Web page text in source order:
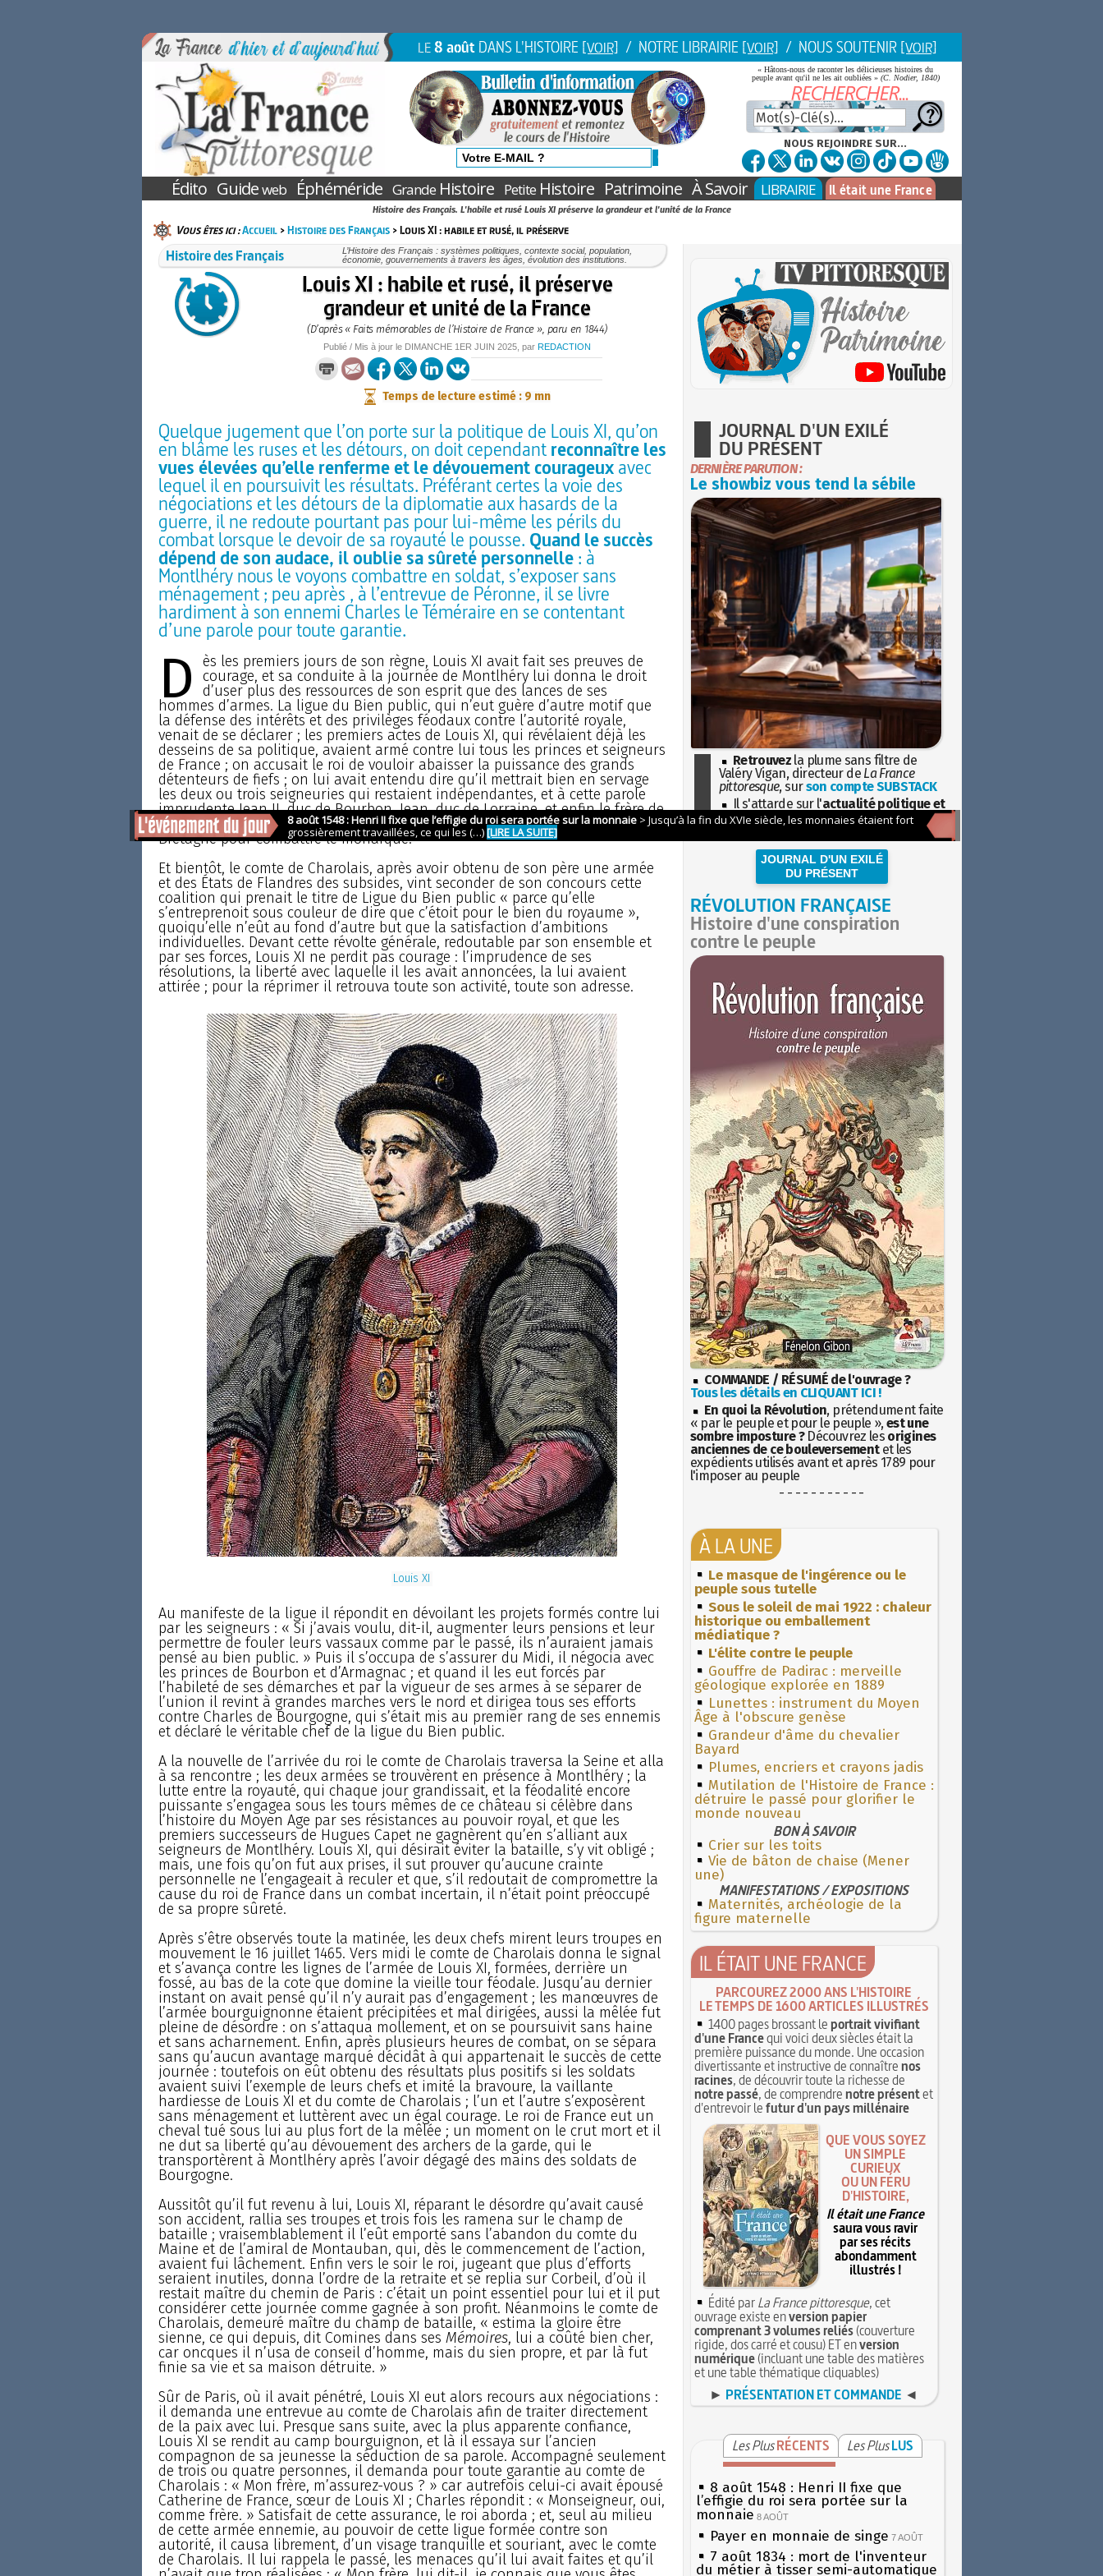
LE8 août DANS L'HISTOIRE [VOIR] / NOTRE LIBRAIRIE [VOIR] / NOUS SOUTENIR [VOIR]
« Hâtons-nous de raconter les délicieuses histoires du
peuple avant qu'il ne les ait oubliées » (C. Nodier, 1840)
NOUS REJOINDRE SUR...
Édito Guideweb Éphéméride GrandeHistoire PetiteHistoire Patrimoine À Savoir LIBRAIRIE Il était une France
Histoire des Français. L'habile et rusé Louis XI préserve la grandeur et l'unité de la France
Vous êtes ici :Accueil>Histoire des Français> Louis XI : habile et rusé, il préserve
Histoire des Français
L’Histoire des Français : systèmes politiques, contexte social, population,
économie, gouvernements à travers les âges, évolution des institutions.
Louis XI : habile et rusé, il préserve
grandeur et unité de la France
(D’après « Faits mémorables de l’Histoire de France », paru en 1844)
Publié / Mis à jour le DIMANCHE 1ER JUIN 2025 , par REDACTION
Temps de lecture estimé : 9 mn
Quelque jugement que l’on porte sur la politique de Louis XI, qu’on
en blâme les ruses et les détours, on doit cependantreconnaître les
vues élevées qu’elle renferme et le dévouement courageuxavec
lequel il en poursuivit les résultats. Préférant certes la voie des
négociations et les détours de la diplomatie aux hasards de la
guerre, il ne redoute pourtant pas pour lui-même les périls du
combat lorsque le devoir de sa royauté le pousse. Quand le succès
dépend de son audace, il oublie sa sûreté personnelle: à
Montlhéry nous le voyons combattre en soldat, s’exposer sans
ménagement ; peu après , à l’entrevue de Péronne, il se livre
hardiment à son ennemi Charles le Téméraire en se contentant
d’une parole pour toute garantie.
D
ès les premiers jours de son règne, Louis XI avait fait ses preuves de
courage, et sa conduite à la journée de Montlhéry lui donna le droit
d’user plus des ressources de son esprit que des lances de ses
hommes d’armes. La ligue du Bien public, qui n’eut guère d’autre motif que
la défense des intérêts et des privilèges féodaux contre l’autorité royale,
venait de se déclarer ; les premiers actes de Louis XI, qui révélaient déjà les
desseins de sa politique, avaient armé contre lui tous les princes et seigneurs
de France ; on accusait le roi de vouloir abaisser la puissance des grands
détenteurs de fiefs ; on lui avait entendu dire qu’il mettrait bien en servage
les deux ou trois seigneuries qui restaient indépendantes, et à cette parole
imprudente Jean II, duc de Bourbon, Jean, duc de Lorraine, et enfin le frère de
Louis XI, le duc de Berry lui-même, avaient répondu en s’unissant au duc de
Bretagne pour combattre le monarque.
Et bientôt, le comte de Charolais, après avoir obtenu de son père une armée
et des États de Flandres des subsides, vint seconder de son concours cette
coalition qui prenait le titre de Ligue du Bien public « parce qu’elle
s’entreprenoit sous couleur de dire que c’étoit pour le bien du royaume »,
quoiqu’elle n’eût au fond d’autre but que la satisfaction d’ambitions
individuelles. Devant cette révolte générale, redoutable par son ensemble et
par ses forces, Louis XI ne perdit pas courage : l’imprudence de ses
résolutions, la liberté avec laquelle il les avait annoncées, la lui avaient
attirée ; pour la réprimer il retrouva toute son activité, toute son adresse.
Louis XI
Au manifeste de la ligue il répondit en dévoilant les projets formés contre lui
par les seigneurs : « Si j’avais voulu, dit-il, augmenter leurs pensions et leur
permettre de fouler leurs vassaux comme par le passé, ils n’auraient jamais
pensé au bien public. » Puis il s’occupa de s’assurer du Midi, il négocia avec
les princes de Bourbon et d’Armagnac ; et quand il les eut forcés par
l’habileté de ses démarches et par la vigueur de ses armes à se séparer de
l’union il revint à grandes marches vers le nord et dirigea tous ses efforts
contre Charles de Bourgogne, qui s’était mis au premier rang de ses ennemis
et déclaré le véritable chef de la ligue du Bien public.
A la nouvelle de l’arrivée du roi le comte de Charolais traversa la Seine et alla
à sa rencontre ; les deux armées se trouvèrent en présence à Montlhéry ; la
lutte entre la royauté, qui chaque jour grandissait, et la féodalité encore
puissante s’engagea sous les tours mêmes de ce château si célèbre dans
l’histoire du Moyen Age par ses résistances au pouvoir royal, et que les
premiers successeurs de Hugues Capet ne gagnèrent qu’en s’alliant aux
seigneurs de Montlhéry. Louis XI, qui désirait éviter la bataille, s’y vit obligé ;
mais, une fois qu’on fut aux prises, il sut prouver qu’aucune crainte
personnelle ne l’engageait à reculer et que, s’il redoutait de compromettre la
cause du roi de France dans un combat incertain, il n’était point préoccupé
de sa propre sûreté.
Après s’être observés toute la matinée, les deux chefs mirent leurs troupes en
mouvement le 16 juillet 1465. Vers midi le comte de Charolais donna le signal
et s’avança contre les lignes de l’armée de Louis XI, formées, derrière un
fossé, au bas de la cote que domine la vieille tour féodale. Jusqu’au dernier
instant on avait pensé qu’il n’y aurait pas d’engagement ; les manœuvres de
l’armée bourguignonne étaient précipitées et mal dirigées, aussi la mêlée fut
pleine de désordre : on s’attaqua mollement, et on se poursuivit sans haine
et sans acharnement. Enfin, après plusieurs heures de combat, on se sépara
sans qu’aucun avantage marqué décidât à qui appartenait le succès de cette
journée : toutefois on eût obtenu des résultats plus positifs si les soldats
avaient suivi l’exemple de leurs chefs et imité la bravoure, la vaillante
hardiesse de Louis XI et du comte de Charolais ; l’un et l’autre s’exposèrent
sans ménagement et luttèrent avec un égal courage. Le roi de France eut un
cheval tué sous lui au plus fort de la mêlée ; un moment on le crut mort et il
ne dut sa liberté qu’au dévouement des archers de la garde, qui le
transportèrent à Montlhéry après l’avoir dégagé des mains des soldats de
Bourgogne.
Aussitôt qu’il fut revenu à lui, Louis XI, réparant le désordre qu’avait causé
son accident, rallia ses troupes et trois fois les ramena sur le champ de
bataille ; vraisemblablement il l’eût emporté sans l’abandon du comte du
Maine et de l’amiral de Montauban, qui, dès le commencement de l’action,
avaient fui lâchement. Enfin vers le soir le roi, jugeant que plus d’efforts
seraient inutiles, donna l’ordre de la retraite et se replia sur Corbeil, d’où il
restait maître du chemin de Paris : c’était un point essentiel pour lui et il put
considérer cette journée comme gagnée à son profit. Néanmoins le comte de
Charolais, demeuré maître du champ de bataille, « estima la gloire être
sienne, ce qui depuis, dit Comines dans ses Mémoires, lui a coûté bien cher,
car oncques il n’usa de conseil d’homme, mais du sien propre, et par là fut
finie sa vie et sa maison détruite. »
Sûr de Paris, où il avait pénétré, Louis XI eut alors recours aux négociations :
il demanda une entrevue au comte de Charolais afin de traiter directement
de la paix avec lui. Presque sans suite, avec la plus apparente confiance,
Louis XI se rendit au camp bourguignon, et là il essaya sur l’ancien
compagnon de sa jeunesse la séduction de sa parole. Accompagné seulement
de trois ou quatre personnes, il demanda pour toute garantie au comte de
Charolais : « Mon frère, m’assurez-vous ? » car autrefois celui-ci avait épousé
Catherine de France, sœur de Louis XI ; Charles répondit : « Monseigneur, oui,
comme frère. » Satisfait de cette assurance, le roi aborda ; et, seul au milieu
de cette armée ennemie, au pouvoir de cette ligue formée contre son
autorité, il causa librement, d’un visage tranquille et souriant, avec le comte
de Charolais. Il lui rappela le passé, les menaces qu’il lui avait faites et qu’il
JOURNAL D'UN EXILÉ
DU PRÉSENT
DERNIÈRE PARUTION :
Le showbiz vous tend la sébile
Retrouvez la plume sans filtre de
Valéry Vigan, directeur de La France
pittoresque, surson compte SUBSTACK
Il s'attarde sur l'actualité politique et
sociétaleavec la hauteur de vue de
JOURNAL D'UN EXILÉ
DU PRÉSENT
RÉVOLUTION FRANÇAISE
Histoire d'une conspiration
contre le peuple
COMMANDE / RÉSUMÉ de l'ouvrage ?
Tous les détails en CLIQUANT ICI !
En quoi la Révolution, prétendument faite
« par le peuple et pour le peuple », est une
sombre imposture ?Découvrez les origines
anciennes de ce bouleversementet les
expédients utilisés avant et après 1789 pour
l'imposer au peuple
- - - - - - - - - - -
À LA UNE
Le masque de l'ingérence ou le
peuple sous tutelle
Sous le soleil de mai 1922 : chaleur
historique ou emballement
médiatique ?
L'élite contre le peuple
Gouffre de Padirac : merveille
géologique explorée en 1889
Lunettes : instrument du Moyen
Âge à l'obscure genèse
Grandeur d'âme du chevalier
Bayard
Plumes, encriers et crayons jadis
Mutilation de l'Histoire de France :
détruire le passé pour glorifier le
monde nouveau
BON À SAVOIR
Crier sur les toits
Vie de bâton de chaise (Mener
une)
MANIFESTATIONS / EXPOSITIONS
Maternités, archéologie de la
figure maternelle
IL ÉTAIT UNE FRANCE
PARCOUREZ 2000 ANS L'HISTOIRE
LE TEMPS DE 1600 ARTICLES ILLUSTRÉS
1400 pages brossant leportrait vivifiant
d'une Francequi voici deux siècles était la
première puissance du monde. Une occasion
divertissante et instructive de connaîtrenos
racines, de découvrir toute la richesse de
notre passé, de comprendrenotre présentet
d'entrevoir lefutur d'un pays millénaire
QUE VOUS SOYEZ
UN SIMPLE
CURIEUX
OU UN FÉRU
D'HISTOIRE,
Il était une France
saura vous ravir
par ses récits
abondamment
illustrés !
Édité parLa France pittoresque, cet
ouvrage existe enversion papier
comprenant 3 volumes reliés(couverture
rigide, dos carré et cousu) ET enversion
numérique(incluant une table des matières
et une table thématique cliquables)
► PRÉSENTATION ET COMMANDE ◄
Les Plus RÉCENTS Les Plus LUS
8 août 1548 : Henri II fixe que
l’effigie du roi sera portée sur la
monnaie 8 AOÛT
Payer en monnaie de singe 7 AOÛT
7 août 1834 : mort de l'inventeur
du métier à tisser semi-automatique